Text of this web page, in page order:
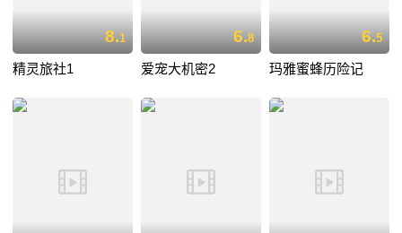
8.1
精灵旅社1
6.8
爱宠大机密2
6.5
玛雅蜜蜂历险记